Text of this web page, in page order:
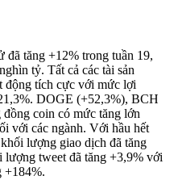
tăng +12% trong tuần 19,
tỷ. Tất cả các tài sản
động tích cực với mức lợi
DOGE (+52,3%), BCH
coin có mức tăng lớn
với các ngành. Với hầu hết
lượng giao dịch đã tăng
tweet đã tăng +3,9% với
+184%.